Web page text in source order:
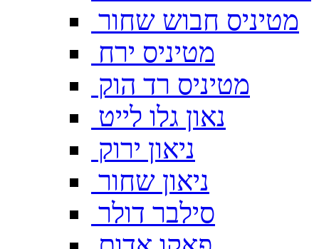
מטיניס חבוש שחור
מטיניס ירח
מטיניס רד הוק
נאון גלו לייט
ניאון ירוק
ניאון שחור
סילבר דולר